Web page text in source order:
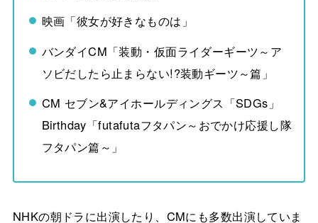
映画「彼女が好きなものは」
バンダイCM「装動・仮面ライダーギーツ～ア
ソビだしたら止まらない!?装動ギーツ～篇」
CM セブン&アイホールディングス「SDGs」
Birthday「futafutaフタパン～おでかけ応援し隊
フタパン篇～」
NHKの朝ドラに出演したり、CMにも多数出演していま